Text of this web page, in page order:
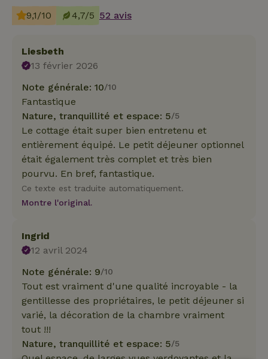
9,1/10 4,7/5 52 avis
Liesbeth
13 février 2026
Note générale: 10/10
Fantastique
Nature, tranquillité et espace: 5/5
Le cottage était super bien entretenu et
entièrement équipé. Le petit déjeuner optionnel
était également très complet et très bien
pourvu. En bref, fantastique.
Ce texte est traduite automatiquement.
Montre l'original.
Ingrid
12 avril 2024
Note générale: 9/10
Tout est vraiment d'une qualité incroyable - la
gentillesse des propriétaires, le petit déjeuner si
varié, la décoration de la chambre vraiment
tout !!!
Nature, tranquillité et espace: 5/5